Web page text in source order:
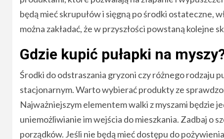
będą mieć skrupułów i sięgną po środki ostateczne,
można zakładać, że w przyszłości powstaną kolejne
Gdzie kupić pułapki na
Środki do odstraszania gryzoni czy różnego rodzaju
stacjonarnym. Warto wybierać produkty ze
Najważniejszym elementem walki z myszami będzie
uniemożliwianie im wejścia do mieszkania. Zadbaj o
porządków. Jeśli nie będą mieć dostępu do